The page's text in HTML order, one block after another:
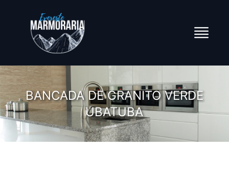
BANCADA DE GRANITO VERDE
UBATUBA